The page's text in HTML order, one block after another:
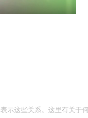
示这些关系。这里有关于